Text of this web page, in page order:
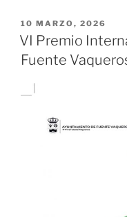
PUBLICADO
EL
10 MARZO, 2026
VI Premio
Fuente